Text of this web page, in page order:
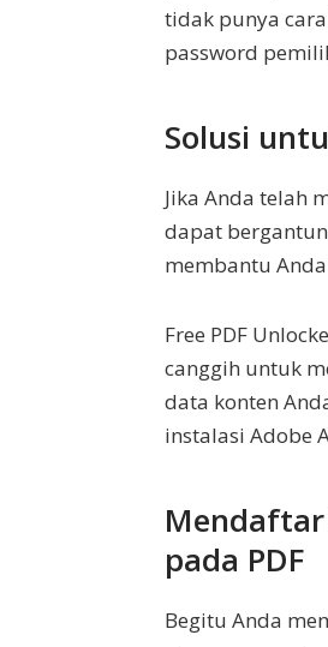
tidak punya
password
Solusi
Jika Anda telah
dapat
membantu
Free PDF
canggih untuk
data konten
instalasi Adobe
Mendaftar
pada PDF
Begitu Anda